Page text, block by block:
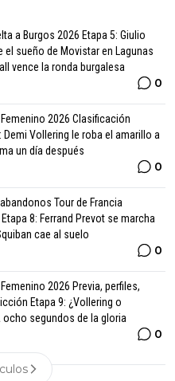
a Burgos 2026 Etapa 5: Giulio
el sueño de Movistar en Lagunas
vence la ronda burgalesa
0
2026 Clasificación
Demi Vollering le roba el amarillo a
un día después
0
Tour de Francia
8: Ferrand Prevot se marcha
cae al suelo
0
2026 Previa, perfiles,
Etapa 9: ¿Vollering o
ocho segundos de la gloria
0